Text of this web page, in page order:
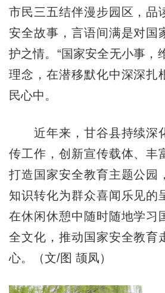
市民三五结伴漫步园区，品
安全故事，言语间满是对国
护之情。“国家安全无小事，
理念，在潜移默化中深深扎
民心中。
近年来，甘谷县持续深
传工作，创新宣传载体、丰
打造国家安全教育主题公园
知识转化为群众喜闻乐见的
在休闲休憩中随时随地学习
全文化，推动国家安全教育
心。（文/图 颉凤）